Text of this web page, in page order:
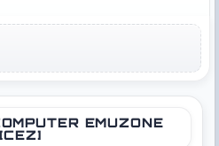
EMUZONE
[CEZ]